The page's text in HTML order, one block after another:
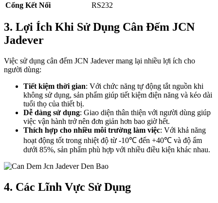
Cổng Kết Nối
RS232
3. Lợi Ích Khi Sử Dụng Cân Đếm JCN
Jadever
Việc sử dụng cân đếm JCN Jadever mang lại nhiều lợi ích cho
người dùng:
Tiết kiệm thời gian: Với chức năng tự động tắt nguồn khi
không sử dụng, sản phẩm giúp tiết kiệm điện năng và kéo dài
tuổi thọ của thiết bị.
Dễ dàng sử dụng: Giao diện thân thiện với người dùng giúp
việc vận hành trở nên đơn giản hơn bao giờ hết.
Thích hợp cho nhiều môi trường làm việc: Với khả năng
hoạt động tốt trong nhiệt độ từ -10℃ đến +40℃ và độ ẩm
dưới 85%, sản phẩm phù hợp với nhiều điều kiện khác nhau.
4. Các Lĩnh Vực Sử Dụng